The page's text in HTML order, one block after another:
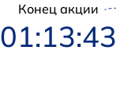
Конец акции
01:13:42